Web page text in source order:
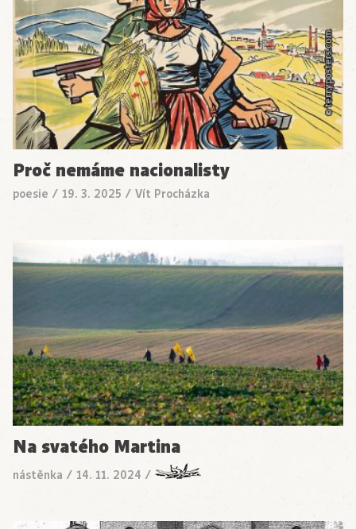
Proč nemáme nacionalisty
poesie / 19. 3. 2025 / Vít Procházka
Na svatého Martina
nástěnka / 14. 11. 2024 /